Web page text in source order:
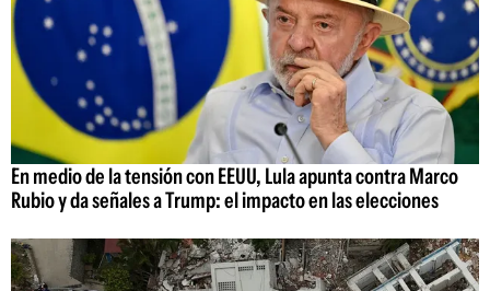
En medio de la tensión con EEUU, Lula apunta contra Marco
Rubio y da señales a Trump: el impacto en las elecciones